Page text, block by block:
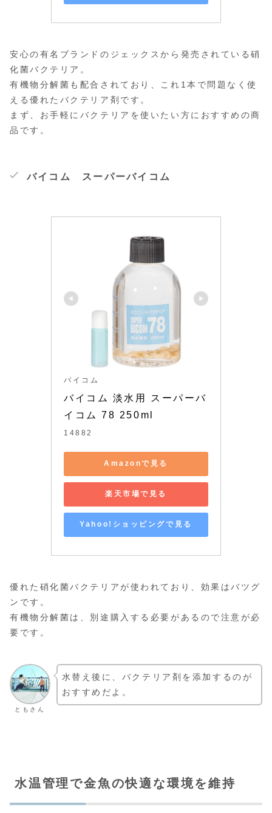
安心の有名ブランドのジェックスから発売されている硝
化菌バクテリア。
有機物分解菌も配合されており、これ1本で問題なく使
える優れたバクテリア剤です。
まず、お手軽にバクテリアを使いたい方におすすめの商
品です。
バイコム スーパーバイコム
バイコム
バイコム 淡水用 スーパーバ
イコム 78 250ml
14882
Amazonで見る
楽天市場で見る
Yahoo!ショッピングで見る
優れた硝化菌バクテリアが使われており、効果はバツグ
ンです。
有機物分解菌は、別途購入する必要があるので注意が必
要です。
ともさん
水替え後に、バクテリア剤を添加するのが
おすすめだよ。
水温管理で金魚の快適な環境を維持